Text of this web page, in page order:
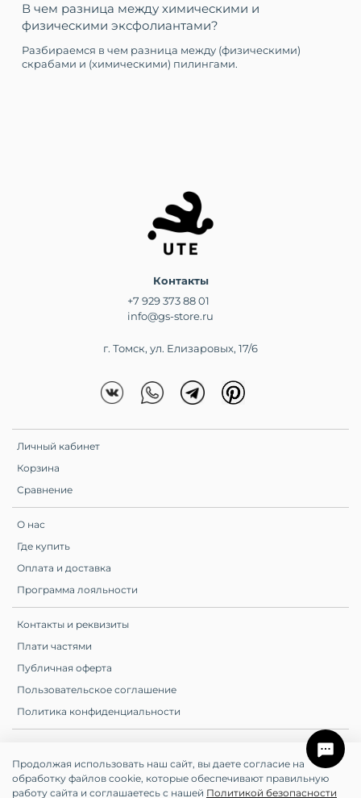
В чем разница между химическими и
физическими эксфолиантами?
Разбираемся в чем разница между (физическими)
скрабами и (химическими) пилингами.
Личный кабинет
Корзина
Сравнение
О нас
Где купить
Оплата и доставка
Программа лояльности
Контакты и реквизиты
Плати частями
Публичная оферта
Пользовательское соглашение
Политика конфиденциальности
Контакты
+7 929 373 88 01
info@gs-store.ru
г. Томск, ул. Елизаровых, 17/6
Шумилов Д.С.
Производство косметики полного
Продолжая использовать наш сайт, вы даете согласие на
обработку файлов cookie, которые обеспечивают правильную
работу сайта и соглашаетесь с нашей Политикой безопасности